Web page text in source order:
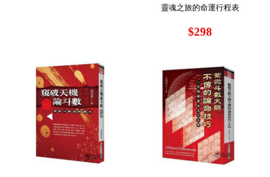
靈魂之旅的命運行程表
$298